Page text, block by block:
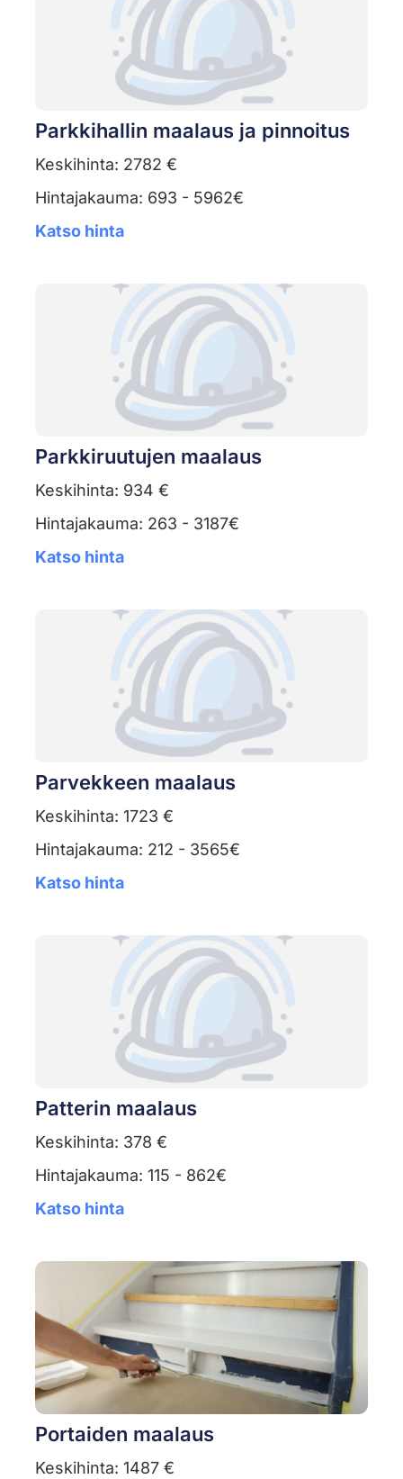
Parkkihallin maalaus ja pinnoitus
Keskihinta: 2782 €
Hintajakauma: 693 - 5962€
Katso hinta
Parkkiruutujen maalaus
Keskihinta: 934 €
Hintajakauma: 263 - 3187€
Katso hinta
Parvekkeen maalaus
Keskihinta: 1723 €
Hintajakauma: 212 - 3565€
Katso hinta
Patterin maalaus
Keskihinta: 378 €
Hintajakauma: 115 - 862€
Katso hinta
Portaiden maalaus
Keskihinta: 1487 €